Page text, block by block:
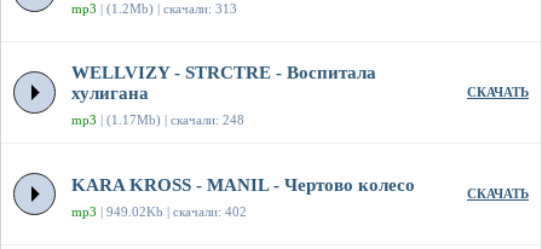
mp3 | (1.2Mb) | скачали: 313
WELLVIZY - STRCTRE - Воспитала
хулигана
mp3 | (1.17Mb) | скачали: 248
СКАЧАТЬ
KARA KROSS - MANIL - Чертово колесо
mp3 | 949.02Kb | скачали: 402
СКАЧАТЬ